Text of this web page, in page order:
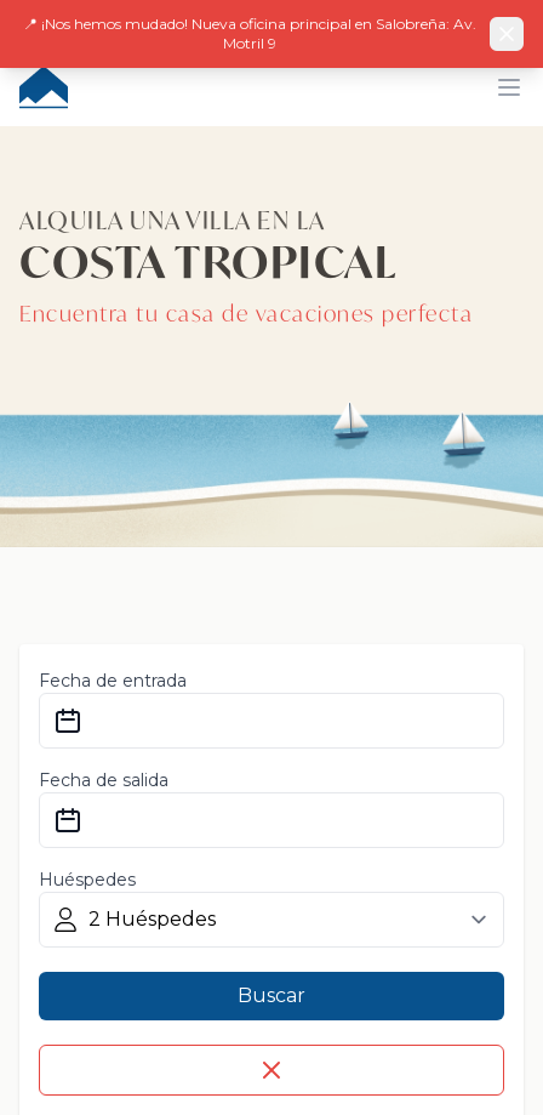
FacebookInstagram
LinkedIn
📍 ¡Nos hemos mudado! Nueva oficina principal en Salobreña: Av.
Motril 9
EN ES DE NL FR
CUMBRE VILLAS
ALQUILA UNA VILLA EN LA
COSTA TROPICAL
Encuentra tu casa de vacaciones perfecta
Fecha de entrada
Fecha de salida
Huéspedes
Buscar